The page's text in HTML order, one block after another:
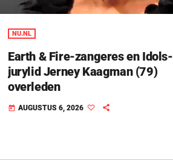
NU.NL
Earth & Fire-zangeres en Idols-
jurylid Jerney Kaagman (79)
overleden
today AUGUSTUS 6, 2026